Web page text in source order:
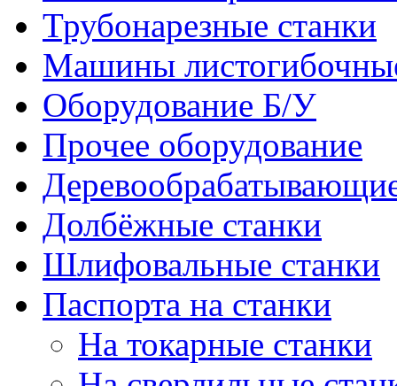
Трубонарезные станки
Машины
Оборудование Б/У
Прочее оборудование
Долбёжные станки
Шлифовальные станки
Паспорта на станки
На токарные станки